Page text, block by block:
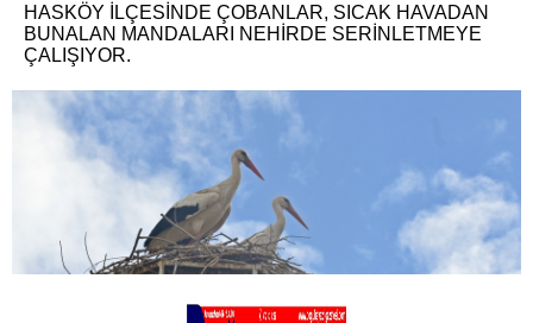
HASKÖY İLÇESİNDE ÇOBANLAR, SICAK HAVADAN
BUNALAN MANDALARI NEHİRDE SERİNLETMEYE
ÇALIŞIYOR.